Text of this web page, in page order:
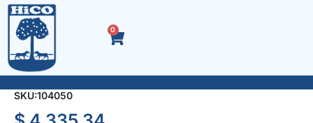
0
FALSA ESCUADRA 2423
SKU:104050